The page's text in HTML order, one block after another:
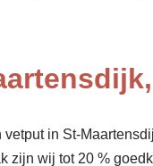
in St-
zijn wij tot 20 %